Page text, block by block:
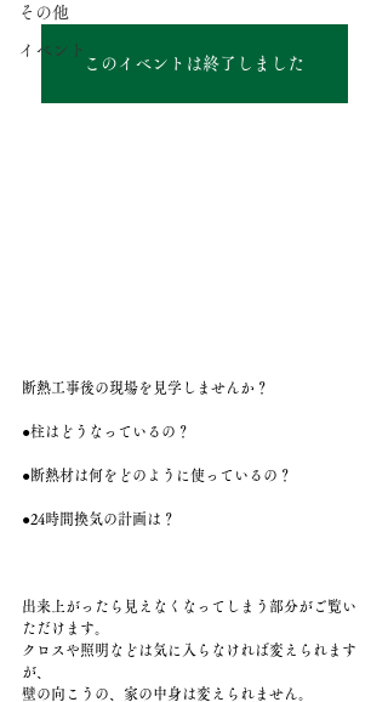
その他
イベント
このイベントは終了しました
断熱工事後の現場を見学しませんか？
●柱はどうなっているの？
●断熱材は何をどのように使っているの？
●24時間換気の計画は？
出来上がったら見えなくなってしまう部分がご覧い
ただけます。
クロスや照明などは気に入らなければ変えられます
が、
壁の向こうの、家の中身は変えられません。